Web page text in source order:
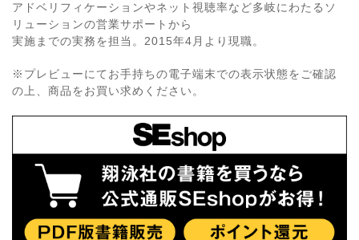
アドベリフィケーションやネット視聴率など多岐にわたるソ
リューションの営業サポートから
実施までの実務を担当。2015年4月より現職。
※プレビューにてお手持ちの電子端末での表示状態をご確認
の上、商品をお買い求めください。